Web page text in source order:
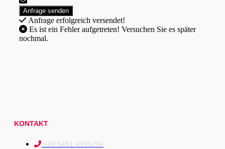
Anfrage erfolgreich versendet!
nochmal.
KONTAKT
+49 5451 4995296